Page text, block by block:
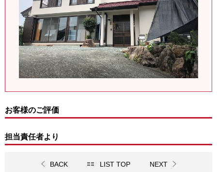
お客様のご評価
担当責任者より
BACK LIST TOP NEXT